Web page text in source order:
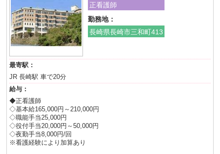
正看護師
勤務地：
長崎県長崎市三和町413
最寄駅：
JR 長崎駅 車で20分
給与：
◆正看護師
◇基本給165,000円～210,000円
◇職能手当25,000円
◇役付手当20,000円～50,000円
◇夜勤手当8,000円/回
※看護経験により加算あり